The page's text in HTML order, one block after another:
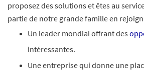
proposez des solutions et êtes au
partie de notre grande famille en
Un leader mondial offrant des
intéressantes.
Une entreprise qui donne une